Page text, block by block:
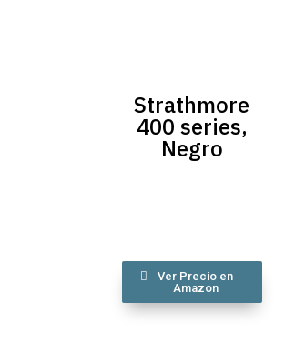
Strathmore
400 series,
Negro
Ver Precio en
Amazon